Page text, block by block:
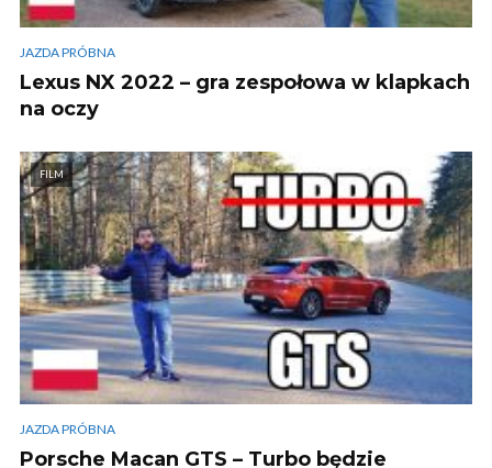
JAZDA PRÓBNA
Lexus NX 2022 – gra zespołowa w klapkach
na oczy
FILM
JAZDA PRÓBNA
Porsche Macan GTS – Turbo będzie